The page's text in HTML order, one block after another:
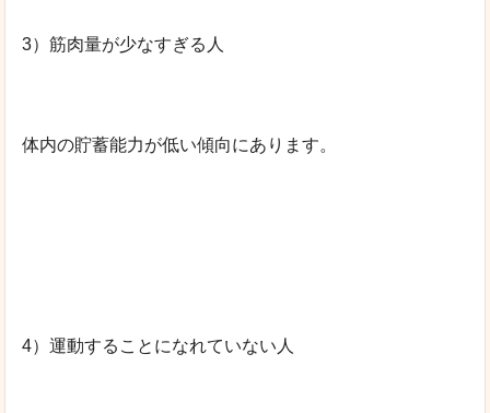
3）筋肉量が少なすぎる人
体内の貯蓄能力が低い傾向にあります。
4）運動することになれていない人